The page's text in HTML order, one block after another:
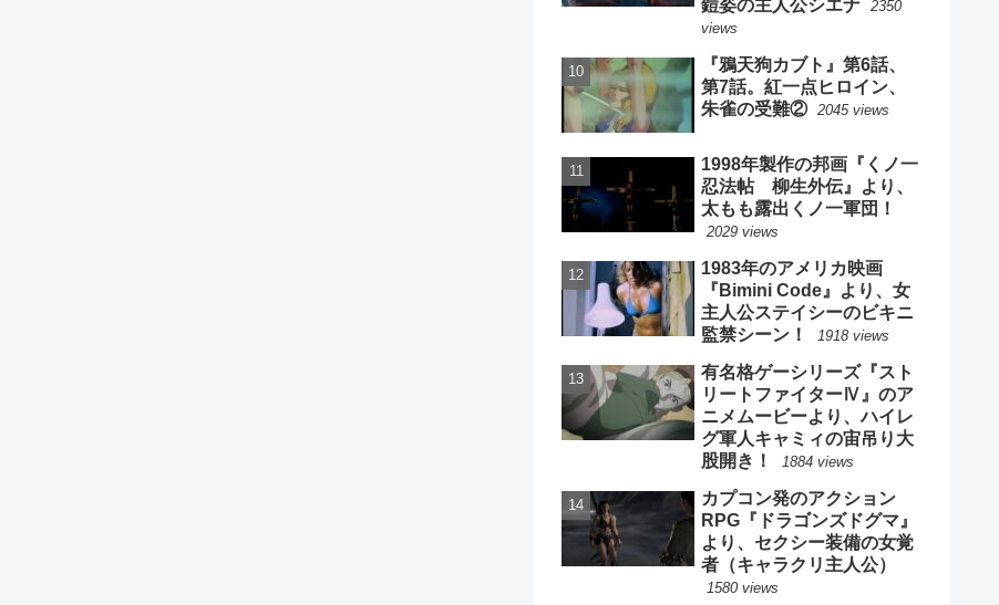
鎧姿の主人公シエナ 2350
views
『鴉天狗カブト』第6話、
第7話。紅一点ヒロイン、
朱雀の受難② 2045 views
1998年製作の邦画『くノ一
忍法帖 柳生外伝』より、
太もも露出くノ一軍団！
2029 views
1983年のアメリカ映画
『Bimini Code』より、女
主人公ステイシーのビキニ
監禁シーン！
1918 views
有名格ゲーシリーズ『スト
リートファイターⅣ』のア
ニメムービーより、ハイレ
グ軍人キャミィの宙吊り大
股開き！
1884 views
カプコン発のアクション
RPG『ドラゴンズドグマ』
より、セクシー装備の女覚
者（キャラクリ主人公）
1580 views